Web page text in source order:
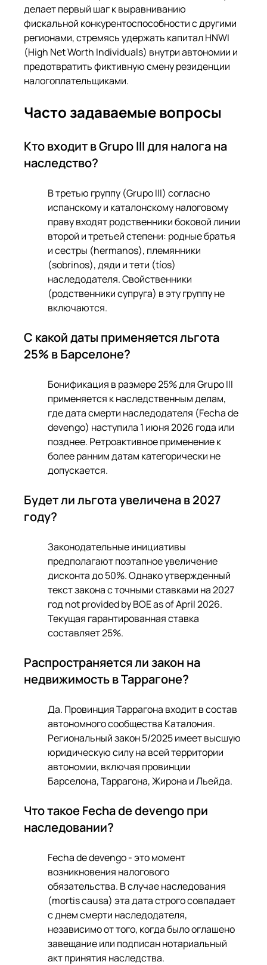
делает первый шаг к выравниванию
фискальной конкурентоспособности с другими
регионами, стремясь удержать капитал HNWI
(High Net Worth Individuals) внутри автономии и
предотвратить фиктивную смену резиденции
налогоплательщиками.
Часто задаваемые вопросы
Кто входит в Grupo III для налога на
наследство?
В третью группу (Grupo III) согласно
испанскому и каталонскому налоговому
праву входят родственники боковой линии
второй и третьей степени: родные братья
и сестры (hermanos), племянники
(sobrinos), дяди и тети (tíos)
наследодателя. Свойственники
(родственники супруга) в эту группу не
включаются.
С какой даты применяется льгота
25% в Барселоне?
Бонификация в размере 25% для Grupo III
применяется к наследственным делам,
где дата смерти наследодателя (Fecha de
devengo) наступила 1 июня 2026 года или
позднее. Ретроактивное применение к
более ранним датам категорически не
допускается.
Будет ли льгота увеличена в 2027
году?
Законодательные инициативы
предполагают поэтапное увеличение
дисконта до 50%. Однако утвержденный
текст закона с точными ставками на 2027
год not provided by BOE as of April 2026.
Текущая гарантированная ставка
составляет 25%.
Распространяется ли закон на
недвижимость в Таррагоне?
Да. Провинция Таррагона входит в состав
автономного сообщества Каталония.
Региональный закон 5/2025 имеет высшую
юридическую силу на всей территории
автономии, включая провинции
Барселона, Таррагона, Жирона и Льейда.
Что такое Fecha de devengo при
наследовании?
Fecha de devengo - это момент
возникновения налогового
обязательства. В случае наследования
(mortis causa) эта дата строго совпадает
с днем смерти наследодателя,
независимо от того, когда было оглашено
завещание или подписан нотариальный
акт принятия наследства.